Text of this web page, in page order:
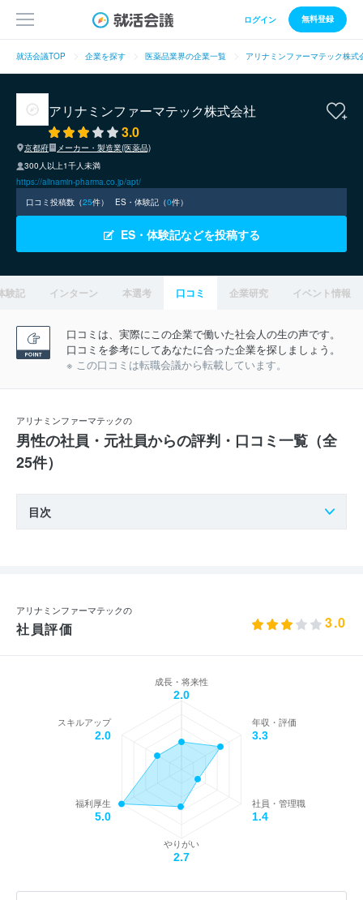
ログイン 無料登録
就活会議TOP 企業を探す 医薬品業界の企業一覧 アリナミンファーマテック株式
アリナミンファーマテック株式会社
3.0
京都府
メーカー・製造業(医薬品)
300人以上1千人未満
https://alinamin-pharma.co.jp/apt/
口コミ投稿数（25件） ES・体験記（0件）
ES・体験記などを投稿する
験記 インターン 本選考 口コミ 企業研究 イベント情報
口コミは、実際にこの企業で働いた社会人の生の声です。
口コミを参考にしてあなたに合った企業を探しましょう。
※ この口コミは転職会議から転載しています。
アリナミンファーマテックの
男性の社員・元社員からの評判・口コミ一覧（全
25件）
目次
アリナミンファーマテックの
社員評価 3.0
成長・将来性
2.0
年収・評価
3.3
社員・管理職
1.4
やりがい
2.7
福利厚生
5.0
スキルアップ
2.0